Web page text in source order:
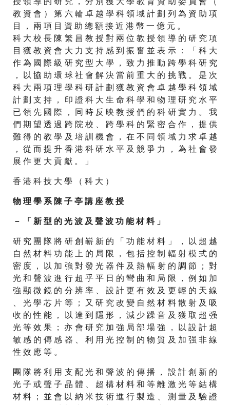
教 資 會 ） 第 六 輪 卓 越 學 科 領 域 計 劃 列 為 資 助 項
目 ， 兩 項 目 資 助 總 額 接 近 港 幣 一 億 元 。
科 大 校 長 陳 繁 昌 教 授 對 兩 位 教 授 領 導 的 研 究 項
目 獲 教 資 會 大 力 支 持 感 到 振 奮 並 表 示 ： 「 科 大
作 為 國 際 級 研 究 型 大 學 ， 致 力 推 動 跨 學 科 研 究
， 以 協 助 環 球 社 會 解 決 當 前 重 大 的 挑 戰 。 是 次
科 大 兩 項 理 學 科 研 計 劃 獲 教 資 會 卓 越 學 科 領 域
計 劃 支 持 ， 印 證 科 大 生 命 科 學 和 物 理 研 究 水 平
已 領 先 國 際 ， 同 時 反 映 教 授 們 的 科 研 實 力 。 我
們 期 望 透 過 跨 院 校 、 跨 學 科 的 緊 密 合 作 ， 提 供
難 得 的 教 學 及 培 訓 機 會 ， 在 不 同 領 域 力 求 卓 越
， 從 而 提 升 香 港 科 研 水 平 及 競 爭 力 ， 為 社 會 發
展 作 更 大 貢 獻 。 」
香 港 科 技 大 學 （ 科 大 ）
物 理 學 系 陳 子 亭 講 座 教 授
－ 「 新 型 的 光 波 及 聲 波 功 能 材 料 」
研 究 團 隊 將 研 創 嶄 新 的 「 功 能 材 料 」 ， 以 超 越
自 然 材 料 功 能 上 的 局 限 ， 包 括 控 制 輻 射 模 式 的
密 度 ， 以 加 強 對 發 光 器 件 及 熱 輻 射 的 調 節 ； 對
光 和 聲 波 進 行 超 乎 平 日 的 彎 曲 和 局 限 ， 例 如 加
強 顯 微 鏡 的 分 辨 率 、 設 計 更 有 效 及 更 輕 的 天 線
、 光 學 芯 片 等 ； 又 研 究 改 變 自 然 材 料 散 射 及 吸
收 的 性 能 ， 以 達 到 隱 形 ， 減 少 躁 音 及 獲 取 超 强
光 等 效 果 ； 亦 會 研 究 加 強 局 部 場 強 ， 以 設 計 超
敏 感 的 傳 感 器 、 利 用 光 控 制 的 物 質 及 加 强 非 線
性 效 應 等 。
團 隊 將 利 用 支 配 光 和 聲 波 的 傳 播 ， 設 計 創 新 的
光 子 或 聲 子 晶 體 、 超 構 材 料 和 等 離 激 光 等 結 構
材 料 ； 並 會 以 納 米 技 術 進 行 製 造 、 測 量 及 驗 證